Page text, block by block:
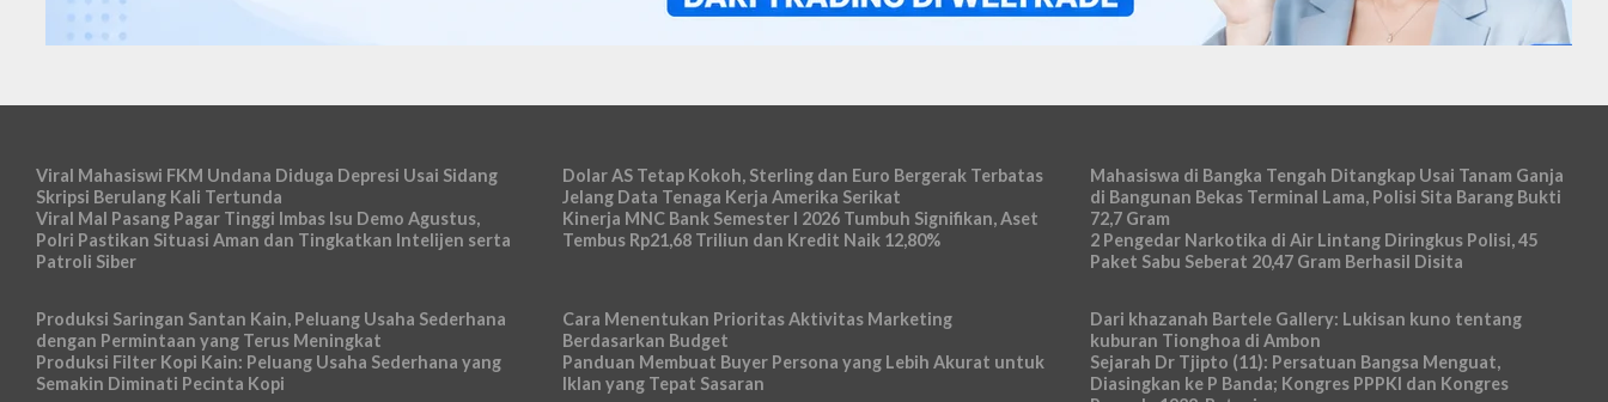
Viral Mahasiswi FKM Undana Diduga Depresi Usai Sidang
Skripsi Berulang Kali Tertunda
Viral Mal Pasang Pagar Tinggi Imbas Isu Demo Agustus,
Polri Pastikan Situasi Aman dan Tingkatkan Intelijen serta
Patroli Siber
Dolar AS Tetap Kokoh, Sterling dan Euro Bergerak Terbatas
Jelang Data Tenaga Kerja Amerika Serikat
Kinerja MNC Bank Semester I 2026 Tumbuh Signifikan, Aset
Tembus Rp21,68 Triliun dan Kredit Naik 12,80%
Mahasiswa di Bangka Tengah Ditangkap Usai Tanam Ganja
di Bangunan Bekas Terminal Lama, Polisi Sita Barang Bukti
72,7 Gram
2 Pengedar Narkotika di Air Lintang Diringkus Polisi, 45
Paket Sabu Seberat 20,47 Gram Berhasil Disita
Produksi Saringan Santan Kain, Peluang Usaha Sederhana
dengan Permintaan yang Terus Meningkat
Produksi Filter Kopi Kain: Peluang Usaha Sederhana yang
Semakin Diminati Pecinta Kopi
Cara Menentukan Prioritas Aktivitas Marketing
Berdasarkan Budget
Panduan Membuat Buyer Persona yang Lebih Akurat untuk
Iklan yang Tepat Sasaran
Dari khazanah Bartele Gallery: Lukisan kuno tentang
kuburan Tionghoa di Ambon
Sejarah Dr Tjipto (11): Persatuan Bangsa Menguat,
Diasingkan ke P Banda; Kongres PPPKI dan Kongres